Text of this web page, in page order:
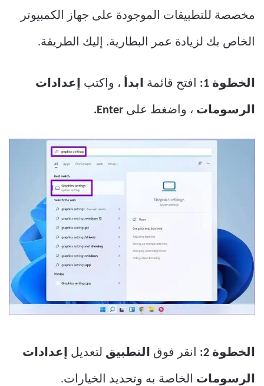
مخصصة للتطبيقات الموجودة على جهاز الكمبيوتر
الخاص بك لزيادة عمر البطارية. إليك الطريقة.
الخطوة 1: افتح قائمة ابدأ ، واكتب إعدادات
الرسومات ، واضغط على Enter.
الخطوة 2: انقر فوق التطبيق لتعديل إعدادات
الرسومات الخاصة به وتحديد الخيارات.